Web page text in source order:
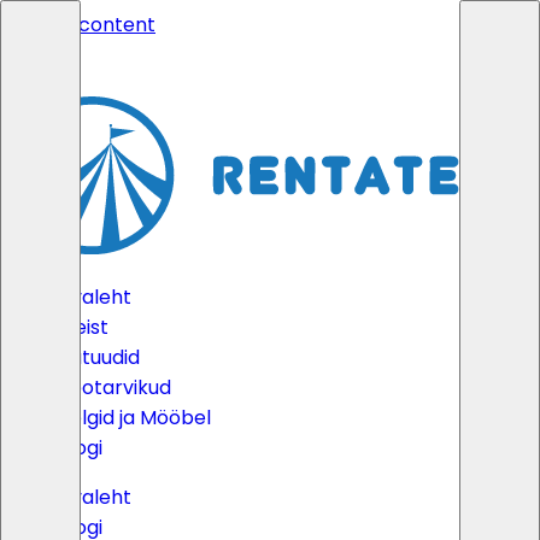
Skip to content
Avaleht
Meist
Batuudid
Peotarvikud
Telgid ja Mööbel
Blogi
Avaleht
Blogi